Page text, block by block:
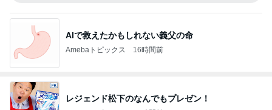
AIで救えたかもしれない義父の命
Amebaトピックス 16時間前
レジェンド松下のなんでもプレゼン！